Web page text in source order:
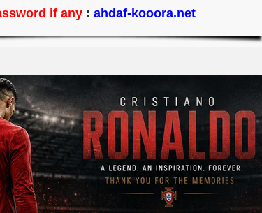
if any: ahdaf-kooora.net